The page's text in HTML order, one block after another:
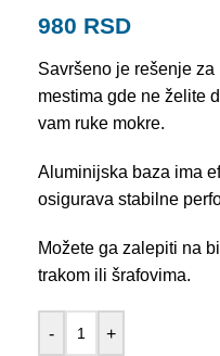
980 RSD
Savršeno je rešenje
mestima gde ne želite
vam ruke mokre.
Aluminijska baza ima
osigurava stabilne
Možete ga zalepiti na
trakom ili šrafovima.
- +